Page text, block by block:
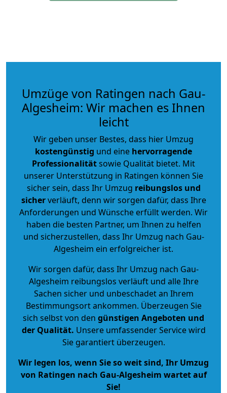
Umzüge von Ratingen nach Gau-
Algesheim: Wir machen es Ihnen
leicht
Wir geben unser Bestes, dass hier Umzug
kostengünstig und eine hervorragende
Professionalitätsowie Qualität bietet. Mit
unserer Unterstützung in Ratingen können Sie
sicher sein, dass Ihr Umzug reibungslos und
sicherverläuft, denn wir sorgen dafür, dass Ihre
Anforderungen und Wünsche erfüllt werden. Wir
haben die besten Partner, um Ihnen zu helfen
und sicherzustellen, dass Ihr Umzug nach Gau-
Algesheim ein erfolgreicher ist.
Wir sorgen dafür, dass Ihr Umzug nach Gau-
Algesheim reibungslos verläuft und alle Ihre
Sachen sicher und unbeschadet an Ihrem
Bestimmungsort ankommen. Überzeugen Sie
sich selbst von den günstigen Angeboten und
der Qualität. Unsere umfassender Service wird
Sie garantiert überzeugen.
Wir legen los, wenn Sie so weit sind, Ihr Umzug
von Ratingen nach Gau-Algesheim wartet auf
Sie!